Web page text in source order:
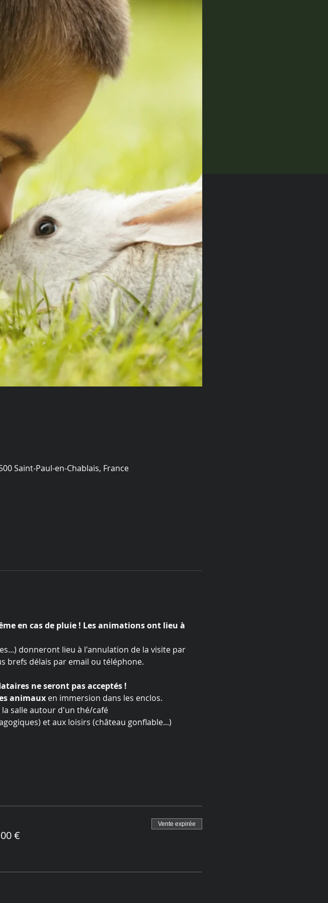
Saint-Paul-en-Chablais, France
en cas de pluie ! Les animations ont lieu à
donneront lieu à l'annulation de la visite par
brefs délais par email ou téléphone.
ne seront pas acceptés !
animaux en immersion dans les enclos.
la salle autour d'un thé/café
et aux loisirs (château gonflable...)
€
Vente expirée